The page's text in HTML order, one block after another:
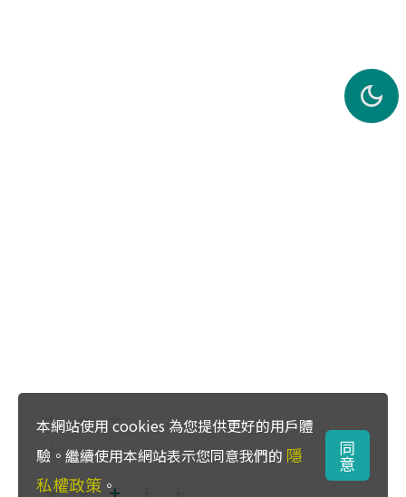
本網站使用 cookies 為您提供更好的用戶體
驗。繼續使用本網站表示您同意我們的 隱
私權政策 。
同
意